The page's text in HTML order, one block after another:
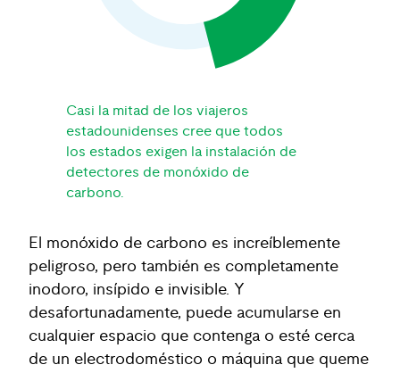
Casi la mitad de los viajeros
estadounidenses cree que todos
los estados exigen la instalación de
detectores de monóxido de
carbono.
El monóxido de carbono es increíblemente
peligroso, pero también es completamente
inodoro, insípido e invisible. Y
desafortunadamente, puede acumularse en
cualquier espacio que contenga o esté cerca
de un electrodoméstico o máquina que queme